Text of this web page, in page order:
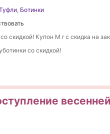
, Ботинки
скидкой! Купон M r c скидка на
со скидкой!